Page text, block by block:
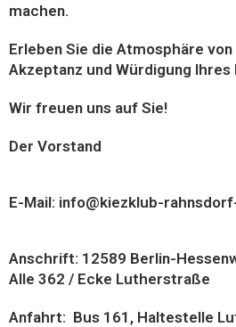
machen.
Erleben Sie die Atmosphäre
Akzeptanz und Würdigung Ihres
Wir freuen uns auf Sie!
Der Vorstand
E-Mail: info@kiezklub-
Anschrift: 12589 Berlin-
Alle 362 / Ecke Lutherstraße
Anfahrt: Bus 161, Haltestelle